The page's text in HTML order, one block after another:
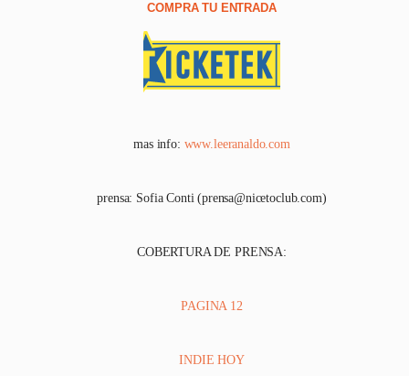
COMPRA TU ENTRADA
mas info: www.leeranaldo.com
prensa: Sofia Conti (prensa@nicetoclub.com)
COBERTURA DE PRENSA:
PAGINA 12
INDIE HOY